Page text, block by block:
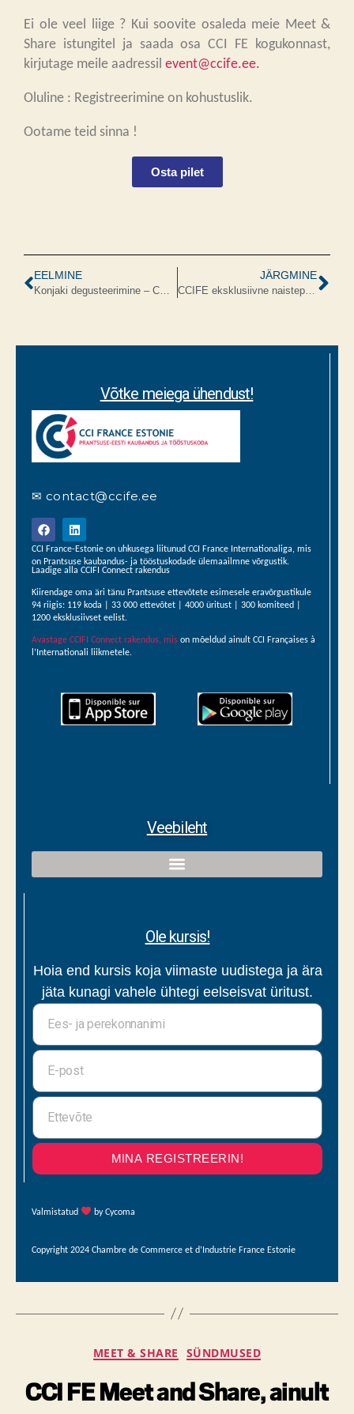
Ei ole veel liige ? Kui soovite osaleda meie Meet &
Share istungitel ja saada osa CCI FE kogukonnast,
kirjutage meile aadressil event@ccife.ee.
Oluline : Registreerimine on kohustuslik.
Ootame teid sinna !
Osta pilet
EELMINE
Konjaki degusteerimine – CCI France Estonie/ Briti Eesti Kaubanduskoda
JÄRGMINE
CCIFE eksklusiivne naistepäeva Art de Vivre Brunch
Võtke meiega ühendust!
✉ contact@ccife.ee
CCI France-Estonie on uhkusega liitunud CCI France Internationaliga, mis
on Prantsuse kaubandus- ja tööstuskodade ülemaailmne võrgustik.
Laadige alla CCIFI Connect rakendus
Kiirendage oma äri tänu Prantsuse ettevõtete esimesele eravõrgustikule
94 riigis: 119 koda | 33 000 ettevõtet | 4000 üritust | 300 komiteed |
1200 eksklusiivset eelist.
Avastage CCIFI Connect rakendus, mis on mõeldud ainult CCI Françaises à
l’Internationali liikmetele.
Veebileht
Ole kursis!
Hoia end kursis koja viimaste uudistega ja ära
jäta kunagi vahele ühtegi eelseisvat üritust.
MINA REGISTREERIN!
Valmistatud by Cycoma
Copyright 2024 Chambre de Commerce et d’Industrie France Estonie
MEET & SHARE SÜNDMUSED
CCI FE Meet and Share, ainult